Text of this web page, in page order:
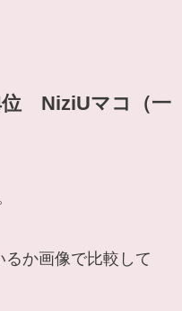
位 NiziUマコ（一
か画像で比較して